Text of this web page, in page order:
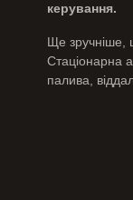
керування.
Ще зручніше,
Стаціонарна
палива,